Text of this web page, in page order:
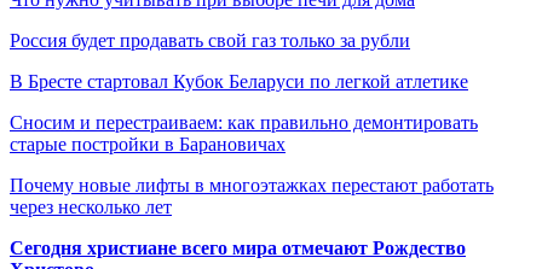
Россия будет продавать свой газ только за рубли
В Бресте стартовал Кубок Беларуси по легкой атлетике
Сносим и перестраиваем: как правильно демонтировать
старые постройки в Барановичах
Почему новые лифты в многоэтажках перестают работать
через несколько лет
Сегодня христиане всего мира отмечают Рождество